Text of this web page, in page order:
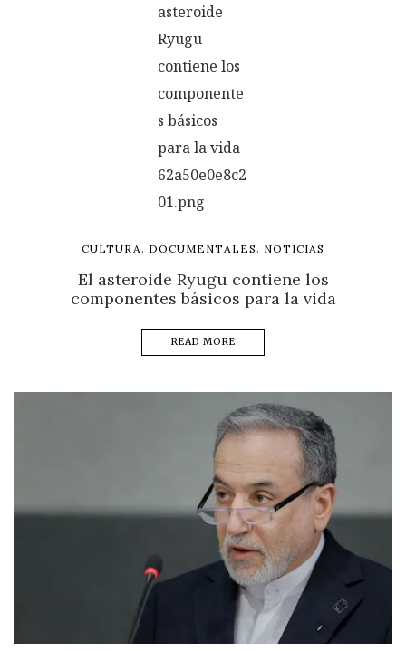
CULTURA , DOCUMENTALES , NOTICIAS
El asteroide Ryugu contiene los
componentes básicos para la vida
READ MORE